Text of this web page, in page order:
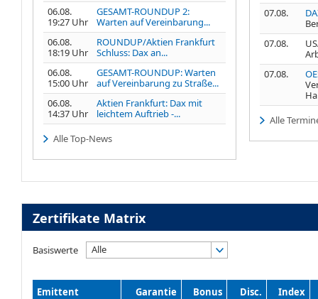
06.08.
19:27 Uhr
GESAMT-ROUNDUP 2:
Warten auf Vereinbarung...
06.08.
18:19 Uhr
ROUNDUP/Aktien Frankfurt
Schluss: Dax an...
06.08.
15:00 Uhr
GESAMT-ROUNDUP: Warten
auf Vereinbarung zu Straße...
06.08.
14:37 Uhr
Aktien Frankfurt: Dax mit
leichtem Auftrieb -...
Alle Top-News
07.08.
07.08.
07.08.
Alle
Zertifikate Matrix
Basiswerte Alle
Emittent Garantie Bonus Disc.
Index